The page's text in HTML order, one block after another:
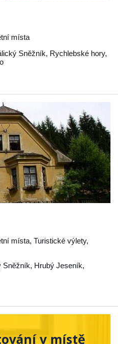
místa
Sněžník, Rychlebské hory,
místa, Turistické výlety,
Sněžník, Hrubý Jeseník,
v místě